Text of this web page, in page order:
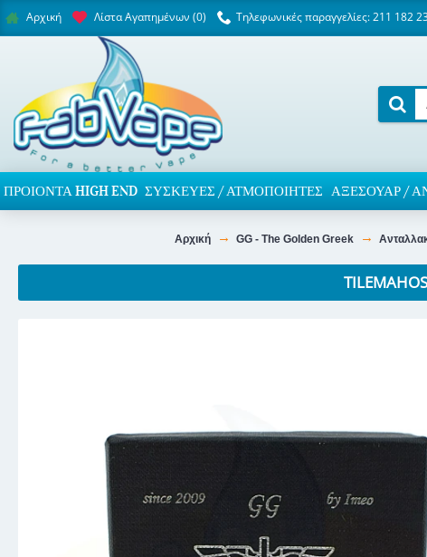
Αρχική Λίστα Αγαπημένων (0) Τηλεφωνικές παραγγελίες: 211 182
ΠΡΟΙΌΝΤΑ HIGH END ΣΥΣΚΕΥΈΣ / ΑΤΜΟΠΟΙΗΤΈΣ ΑΞΕΣΟΥΆΡ /
Αρχική GG - The Golden Greek